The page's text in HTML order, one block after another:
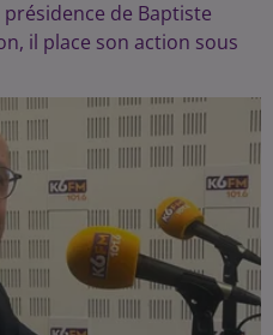
de Baptiste
il place son action sous